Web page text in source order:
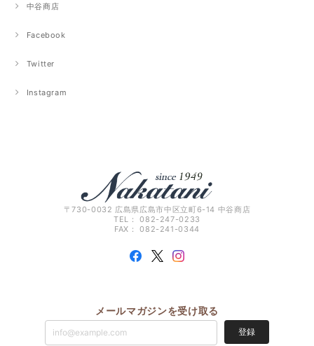
中谷商店
Facebook
Twitter
Instagram
〒730-0032 広島県広島市中区立町6-14 中谷商店
TEL： 082-247-0233
FAX： 082-241-0344
メールマガジンを受け取る
登録